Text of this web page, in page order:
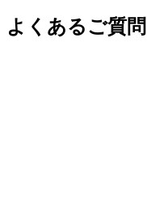
よくあるご質問